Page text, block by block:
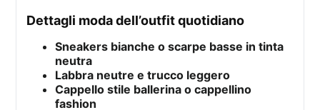
dettagli moda dell’outfit quotidiano
Sneakers bianche o scarpe basse in tinta
neutra
Labbra neutre e trucco leggero
Cappello stile ballerina o cappellino
fashion